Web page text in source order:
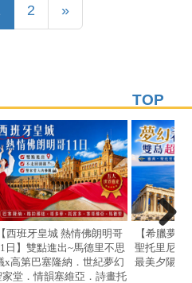
(current)
2 »Next
TOP
【西班牙皇城 熱情佛朗明哥
日】雙點進出~馬德里不思
x高第巴塞隆納．世紀夢幻
家堂．情韻塞維亞．詩畫托
【希臘夢
聖托里尼兩
最美夕陽伊